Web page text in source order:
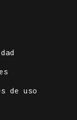
de uso